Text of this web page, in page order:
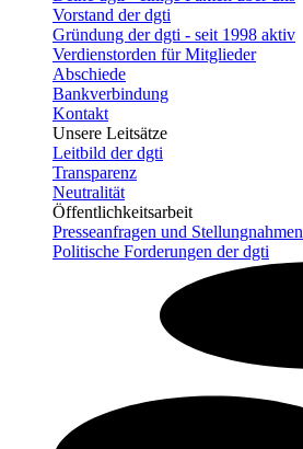
Vorstand der dgti
Gründung der dgti - seit 1998 aktiv
Verdienstorden für Mitglieder
Abschiede
Bankverbindung
Kontakt
Unsere Leitsätze
Leitbild der dgti
Transparenz
Neutralität
Öffentlichkeitsarbeit
Presseanfragen und Stellungnahmen
Politische Forderungen der dgti